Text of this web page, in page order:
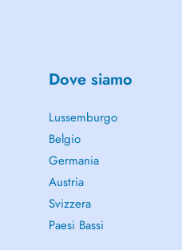
Dove siamo
Lussemburgo
Belgio
Germania
Austria
Svizzera
Paesi Bassi